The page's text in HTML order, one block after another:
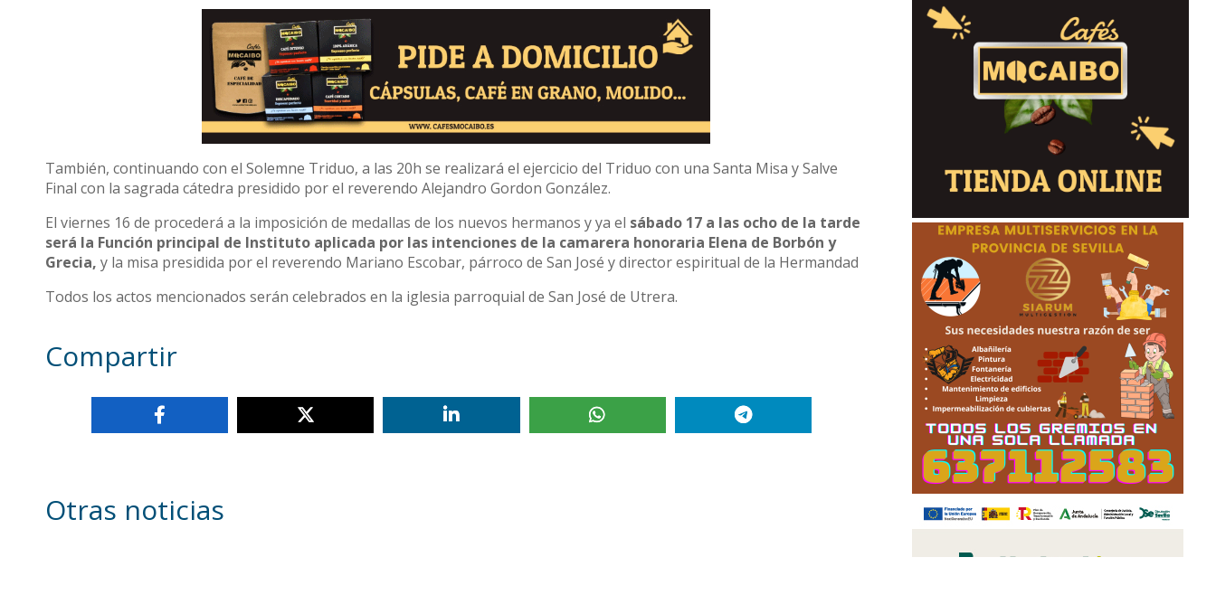
También, continuando con el Solemne Triduo, a las 20h se realizará el ejercicio del Triduo con una Santa Misa y Salve
Final con la sagrada cátedra presidido por el reverendo Alejandro Gordon González.
El viernes 16 de procederá a la imposición de medallas de los nuevos hermanos y ya el sábado 17 a las ocho de la tarde
será la Función principal de Instituto aplicada por las intenciones de la camarera honoraria Elena de Borbón y
Grecia, y la misa presidida por el reverendo Mariano Escobar, párroco de San José y director espiritual de la Hermandad
Todos los actos mencionados serán celebrados en la iglesia parroquial de San José de Utrera.
Compartir
Otras noticias